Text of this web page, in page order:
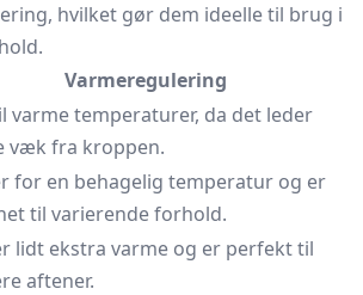
hvilket gør dem ideelle til brug i
Varmeregulering
varme temperaturer, da det leder
væk fra kroppen.
for en behagelig temperatur og er
til varierende forhold.
lidt ekstra varme og er perfekt til
aftener.